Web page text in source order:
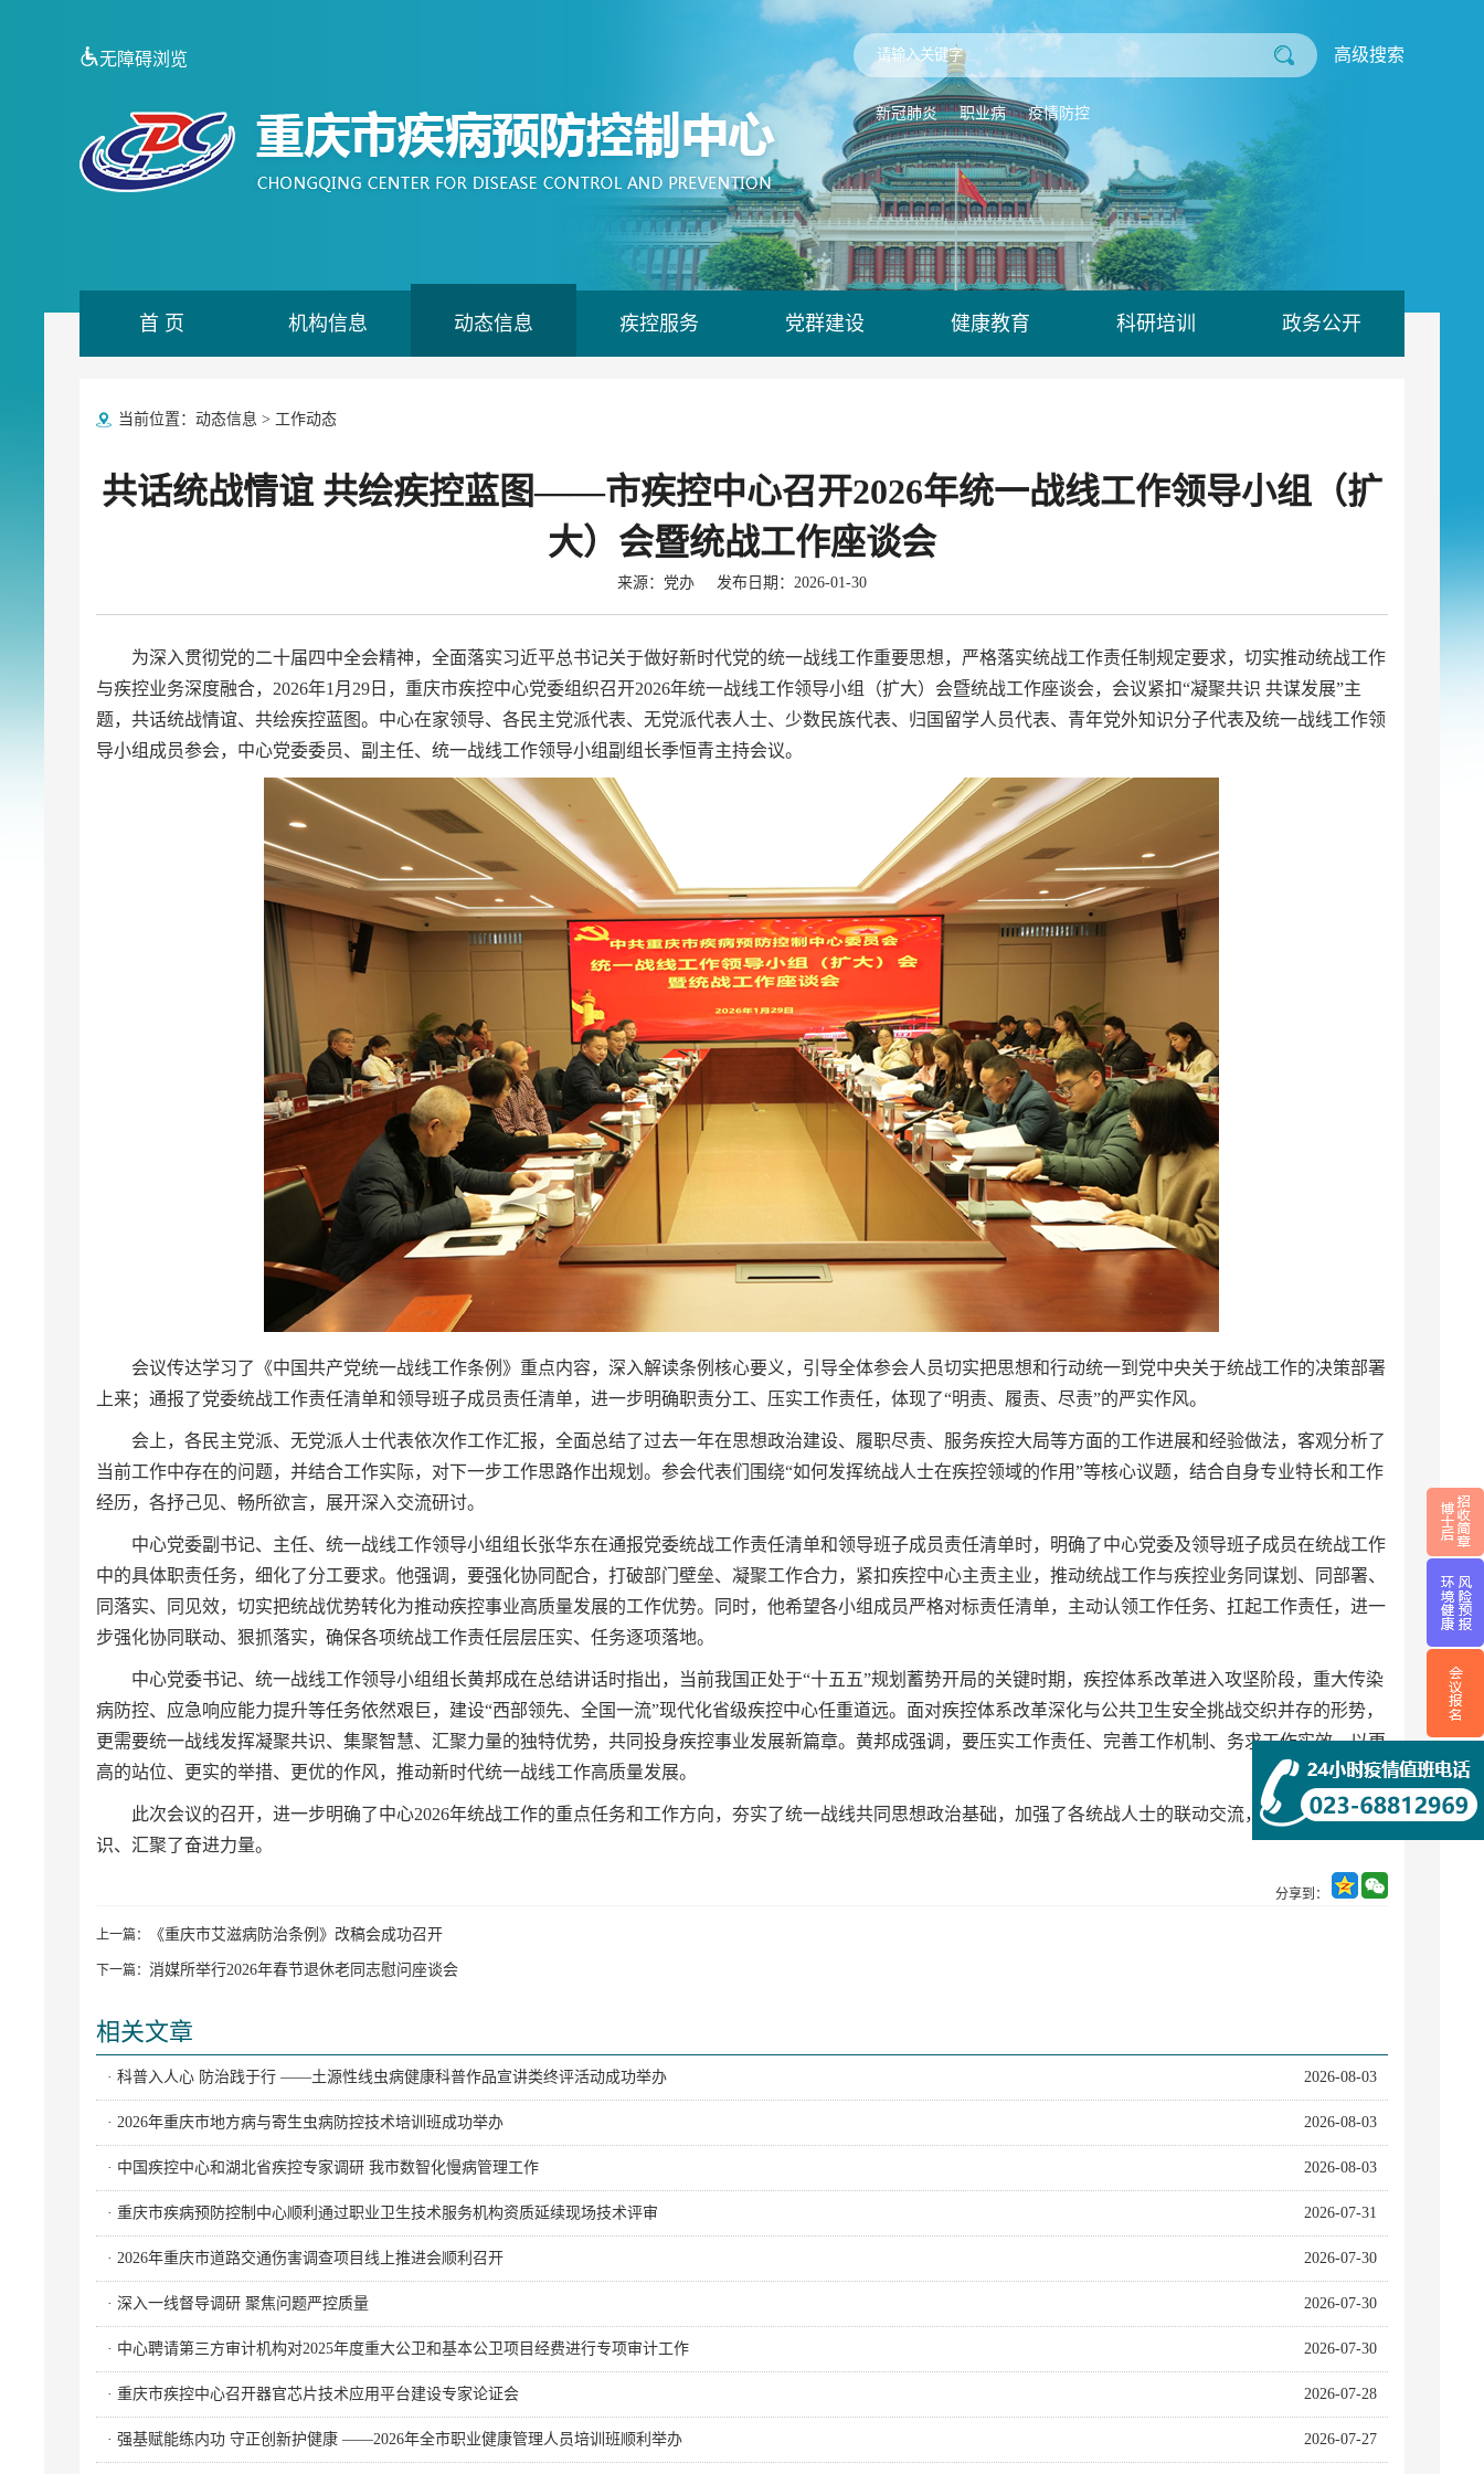
无障碍浏览 高级搜索
新冠肺炎 职业病 疫情防控
首 页 机构信息 动态信息 疾控服务 党群建设 健康教育 科研培训 政务公开
当前位置： 动态信息 > 工作动态
共话统战情谊 共绘疾控蓝图——市疾控中心召开2026年统一战线工作领导小组（扩
大）会暨统战工作座谈会
来源：党办 发布日期：2026-01-30
为深入贯彻党的二十届四中全会精神，全面落实习近平总书记关于做好新时代党的统一战线工作重要思想，严格落实统战工作责任制规定要求，切实推动统战工作
与疾控业务深度融合，2026年1月29日，重庆市疾控中心党委组织召开2026年统一战线工作领导小组（扩大）会暨统战工作座谈会，会议紧扣“凝聚共识 共谋发展”主
题，共话统战情谊、共绘疾控蓝图。中心在家领导、各民主党派代表、无党派代表人士、少数民族代表、归国留学人员代表、青年党外知识分子代表及统一战线工作领
导小组成员参会，中心党委委员、副主任、统一战线工作领导小组副组长季恒青主持会议。
会议传达学习了《中国共产党统一战线工作条例》重点内容，深入解读条例核心要义，引导全体参会人员切实把思想和行动统一到党中央关于统战工作的决策部署
上来；通报了党委统战工作责任清单和领导班子成员责任清单，进一步明确职责分工、压实工作责任，体现了“明责、履责、尽责”的严实作风。
会上，各民主党派、无党派人士代表依次作工作汇报，全面总结了过去一年在思想政治建设、履职尽责、服务疾控大局等方面的工作进展和经验做法，客观分析了
当前工作中存在的问题，并结合工作实际，对下一步工作思路作出规划。参会代表们围绕“如何发挥统战人士在疾控领域的作用”等核心议题，结合自身专业特长和工作
经历，各抒己见、畅所欲言，展开深入交流研讨。
中心党委副书记、主任、统一战线工作领导小组组长张华东在通报党委统战工作责任清单和领导班子成员责任清单时，明确了中心党委及领导班子成员在统战工作
中的具体职责任务，细化了分工要求。他强调，要强化协同配合，打破部门壁垒、凝聚工作合力，紧扣疾控中心主责主业，推动统战工作与疾控业务同谋划、同部署、
同落实、同见效，切实把统战优势转化为推动疾控事业高质量发展的工作优势。同时，他希望各小组成员严格对标责任清单，主动认领工作任务、扛起工作责任，进一
步强化协同联动、狠抓落实，确保各项统战工作责任层层压实、任务逐项落地。
中心党委书记、统一战线工作领导小组组长黄邦成在总结讲话时指出，当前我国正处于“十五五”规划蓄势开局的关键时期，疾控体系改革进入攻坚阶段，重大传染
病防控、应急响应能力提升等任务依然艰巨，建设“西部领先、全国一流”现代化省级疾控中心任重道远。面对疾控体系改革深化与公共卫生安全挑战交织并存的形势，
更需要统一战线发挥凝聚共识、集聚智慧、汇聚力量的独特优势，共同投身疾控事业发展新篇章。黄邦成强调，要压实工作责任、完善工作机制、务求工作实效，以更
高的站位、更实的举措、更优的作风，推动新时代统一战线工作高质量发展。
此次会议的召开，进一步明确了中心2026年统战工作的重点任务和工作方向，夯实了统一战线共同思想政治基础，加强了各统战人士的联动交流，凝聚了发展共
识、汇聚了奋进力量。
分享到：
上一篇： 《重庆市艾滋病防治条例》改稿会成功召开
下一篇： 消媒所举行2026年春节退休老同志慰问座谈会
相关文章
· 科普入人心 防治践于行 ——土源性线虫病健康科普作品宣讲类终评活动成功举办 2026-08-03
· 2026年重庆市地方病与寄生虫病防控技术培训班成功举办 2026-08-03
· 中国疾控中心和湖北省疾控专家调研 我市数智化慢病管理工作 2026-08-03
· 重庆市疾病预防控制中心顺利通过职业卫生技术服务机构资质延续现场技术评审 2026-07-31
· 2026年重庆市道路交通伤害调查项目线上推进会顺利召开 2026-07-30
· 深入一线督导调研 聚焦问题严控质量 2026-07-30
· 中心聘请第三方审计机构对2025年度重大公卫和基本公卫项目经费进行专项审计工作 2026-07-30
· 重庆市疾控中心召开器官芯片技术应用平台建设专家论证会 2026-07-28
· 强基赋能练内功 守正创新护健康 ——2026年全市职业健康管理人员培训班顺利举办 2026-07-27